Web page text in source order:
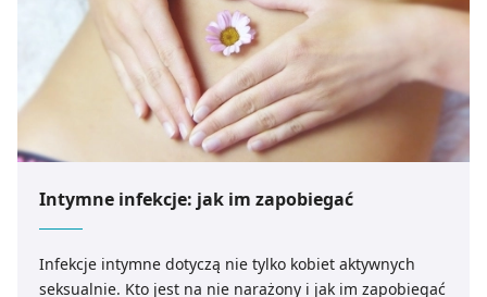
Intymne infekcje: jak im zapobiegać
Infekcje intymne dotyczą nie tylko kobiet aktywnych
seksualnie. Kto jest na nie narażony i jak im zapobiegać